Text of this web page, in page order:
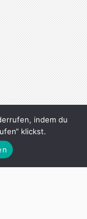
indem du
klickst.